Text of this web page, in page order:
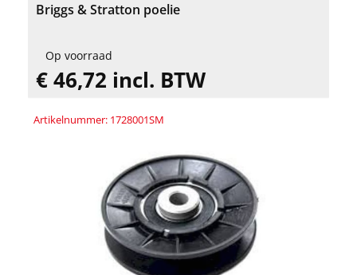
Briggs & Stratton poelie
Op voorraad
€ 46,72 incl. BTW
Artikelnummer: 1728001SM